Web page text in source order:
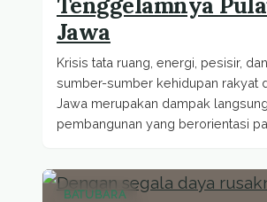
Jawa
Krisis tata ruang, energi, pesisir,
sumber-sumber kehidupan rakyat
Jawa merupakan dampak
pembangunan yang berorientasi
BATUBARA